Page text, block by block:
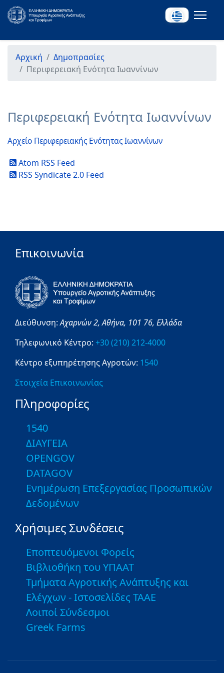
Αρχική
Δημοπρασίες
Περιφερειακή Ενότητα Ιωαννίνων
Περιφερειακή Ενότητα Ιωαννίνων
Αρχείο Περιφερειακής Ενότητας Ιωαννίνων
Atom RSS Feed
RSS Syndicate 2.0 Feed
Επικοινωνία
Διεύθυνση:Αχαρνών 2,Αθήνα, 101 76, Ελλάδα
Τηλεφωνικό Κέντρο: +30 (210) 212-4000
Κέντρο εξυπηρέτησης Αγροτών: 1540
Στοιχεία Επικοινωνίας
Πληροφορίες
1540
ΔΙΑΥΓΕΙΑ
OPENGOV
DATAGOV
Ενημέρωση Επεξεργασίας Προσωπικών
Δεδομένων
Χρήσιμες Συνδέσεις
Εποπτευόμενοι Φορείς
Βιβλιοθήκη του ΥΠΑΑΤ
Τμήματα Αγροτικής Ανάπτυξης και
Ελέγχων - Ιστοσελίδες ΤΑΑΕ
Λοιποί Σύνδεσμοι
Greek Farms